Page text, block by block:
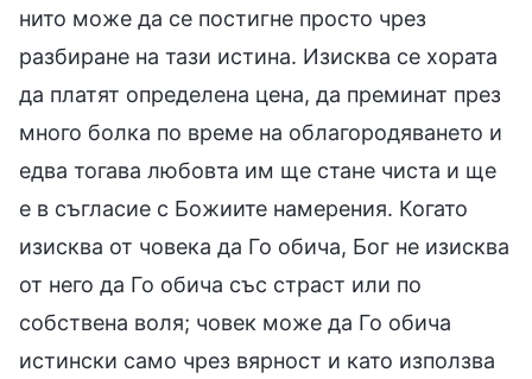
нито може да се постигне просто чрез
разбиране на тази истина. Изисква се хората
да платят определена цена, да преминат през
много болка по време на облагородяването и
едва тогава любовта им ще стане чиста и ще
е в съгласие с Божиите намерения. Когато
изисква от човека да Го обича, Бог не изисква
от него да Го обича със страст или по
собствена воля; човек може да Го обича
истински само чрез вярност и като използва